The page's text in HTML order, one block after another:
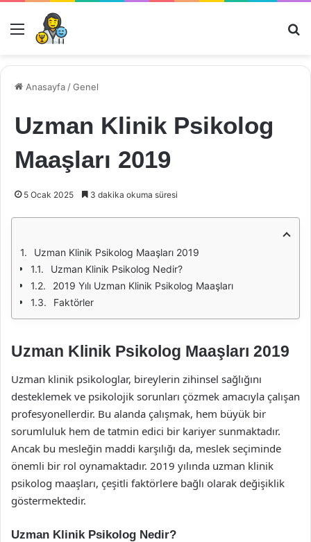
Menü
Anasayfa /Genel
Uzman Klinik Psikolog
Maaşları 2019
5 Ocak 2025 3 dakika okuma süresi
Uzman Klinik Psikolog Maaşları 2019
Uzman Klinik Psikolog Nedir?
2019 Yılı Uzman Klinik Psikolog Maaşları
Faktörler
Uzman Klinik Psikolog Maaşları 2019
Uzman klinik psikologlar, bireylerin zihinsel sağlığını
desteklemek ve psikolojik sorunları çözmek amacıyla çalışan
profesyonellerdir. Bu alanda çalışmak, hem büyük bir
sorumluluk hem de tatmin edici bir kariyer sunmaktadır.
Ancak bu mesleğin maddi karşılığı da, meslek seçiminde
önemli bir rol oynamaktadır. 2019 yılında uzman klinik
psikolog maaşları, çeşitli faktörlere bağlı olarak değişiklik
göstermektedir.
Uzman Klinik Psikolog Nedir?